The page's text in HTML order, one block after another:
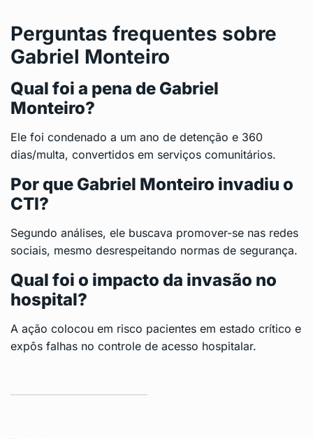
Perguntas frequentes sobre
Gabriel Monteiro
Qual foi a pena de Gabriel
Monteiro?
Ele foi condenado a um ano de detenção e 360
dias/multa, convertidos em serviços comunitários.
Por que Gabriel Monteiro invadiu o
CTI?
Segundo análises, ele buscava promover-se nas redes
sociais, mesmo desrespeitando normas de segurança.
Qual foi o impacto da invasão no
hospital?
A ação colocou em risco pacientes em estado crítico e
expôs falhas no controle de acesso hospitalar.